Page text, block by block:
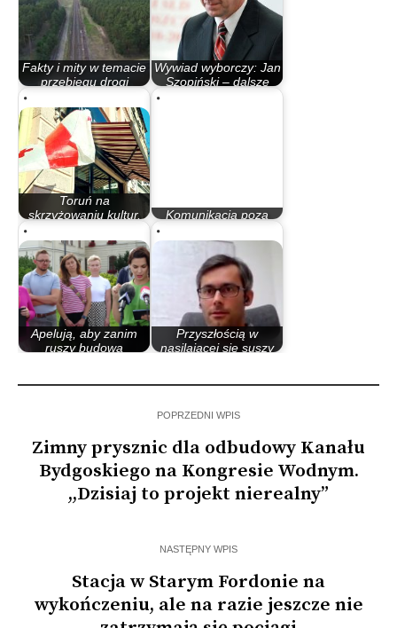
Fakty i mity w temacie
przebiegu drogi
Wywiad wyborczy: Jan
Szopiński – dalsze
Toruń na
skrzyżowaniu kultur,
Komunikacja poza
Apelują, aby zanim
ruszy budowa
Przyszłością w
nasilającej się suszy
POPRZEDNI WPIS
Zimny prysznic dla odbudowy Kanału
Bydgoskiego na Kongresie Wodnym.
,,Dzisiaj to projekt nierealny”
NASTĘPNY WPIS
Stacja w Starym Fordonie na
wykończeniu, ale na razie jeszcze nie